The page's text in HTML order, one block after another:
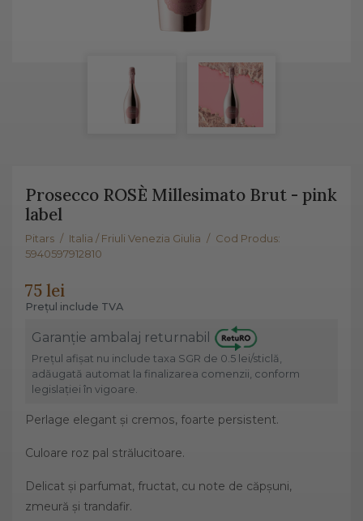
Prosecco ROSÈ Millesimato Brut - pink
label
Pitars / Italia / Friuli Venezia Giulia / Cod Produs:
5940597912810
75 lei
Prețul include TVA
Garanție ambalaj returnabil
Prețul afișat nu include taxa SGR de 0.5 lei/sticlă,
adăugată automat la finalizarea comenzii, conform
legislației în vigoare.
Perlage elegant și cremos, foarte persistent.
Culoare roz pal strălucitoare.
Delicat și parfumat, fructat, cu note de căpșuni,
zmeură și trandafir.